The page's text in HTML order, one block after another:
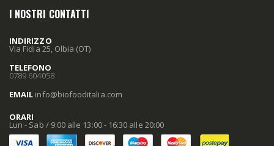
I NOSTRI CONTATTI
INDIRIZZO
Via Fidia 25, Olbia (OT)
TELEFONO
0789 604058
EMAIL info@biofooditalia.com
ORARI
Lun - Sab / 9:00 alle 13:00 - 16:30 alle 20:00